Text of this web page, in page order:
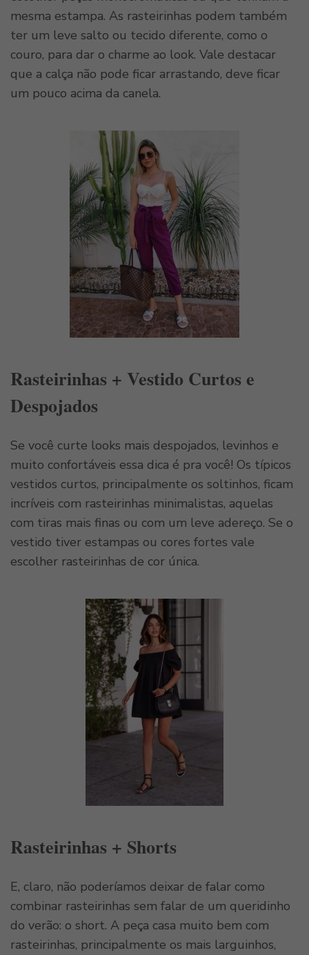
mesma estampa. As rasteirinhas podem também
ter um leve salto ou tecido diferente, como o
couro, para dar o charme ao look. Vale destacar
que a calça não pode ficar arrastando, deve ficar
um pouco acima da canela.
Rasteirinhas + Vestido Curtos e
Despojados
Se você curte looks mais despojados, levinhos e
muito confortáveis essa dica é pra você! Os típicos
vestidos curtos, principalmente os soltinhos, ficam
incríveis com rasteirinhas minimalistas, aquelas
com tiras mais finas ou com um leve adereço. Se o
vestido tiver estampas ou cores fortes vale
escolher rasteirinhas de cor única.
Rasteirinhas + Shorts
E, claro, não poderíamos deixar de falar como
combinar rasteirinhas sem falar de um queridinho
do verão: o short. A peça casa muito bem com
rasteirinhas, principalmente os mais larguinhos,